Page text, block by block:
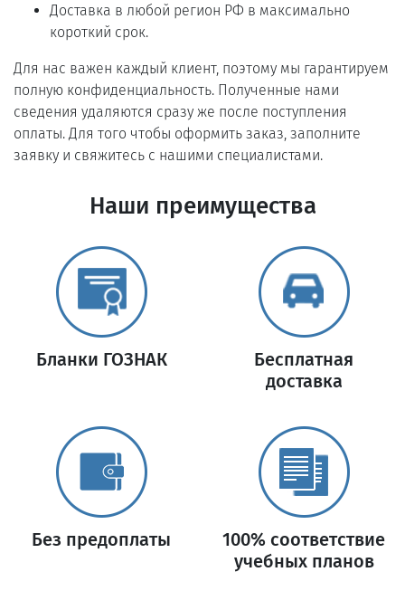
Доставка в любой регион РФ в максимально
короткий срок.
Для нас важен каждый клиент, поэтому мы гарантируем
полную конфиденциальность. Полученные нами
сведения удаляются сразу же после поступления
оплаты. Для того чтобы оформить заказ, заполните
заявку и свяжитесь с нашими специалистами.
Наши преимущества
Бланки ГОЗНАК
Бесплатная
доставка
Без предоплаты
100% соответствие
учебных планов